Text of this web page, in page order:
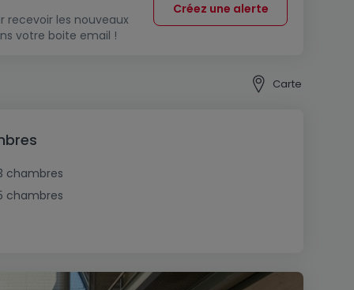
les nouveaux
votre boite email !
Créez une alerte
Carte
chambres
chambres